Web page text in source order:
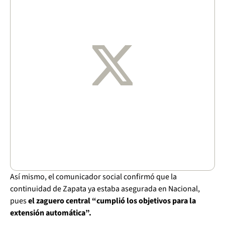
Así mismo, el comunicador social confirmó que la
continuidad de Zapata ya estaba asegurada en Nacional,
puesel zaguero central “cumplió los objetivos para la
extensión automática”.